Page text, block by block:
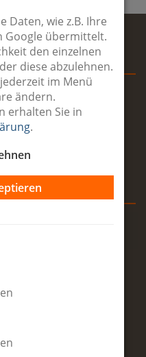
Daten, wie z.B. Ihre
Google übermittelt.
den einzelnen
diese abzulehnen.
im Menü
ändern.
erhalten Sie in
.